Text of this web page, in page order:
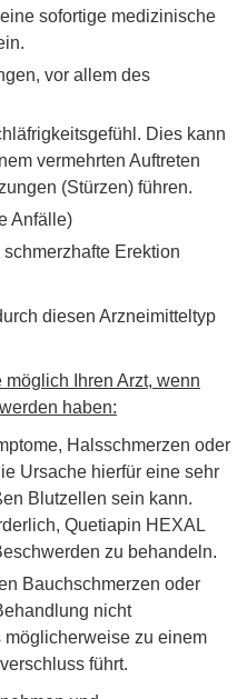
sofortige medizinische
vor allem des
Dies kann
vermehrten Auftreten
(Stürzen) führen.
Anfälle)
Erektion
diesen Arzneimitteltyp
Ihren Arzt, wenn
haben:
Halsschmerzen oder
Ursache hierfür eine sehr
Blutzellen sein kann.
Quetiapin HEXAL
zu behandeln.
Bauchschmerzen oder
nicht
zu einem
führt.